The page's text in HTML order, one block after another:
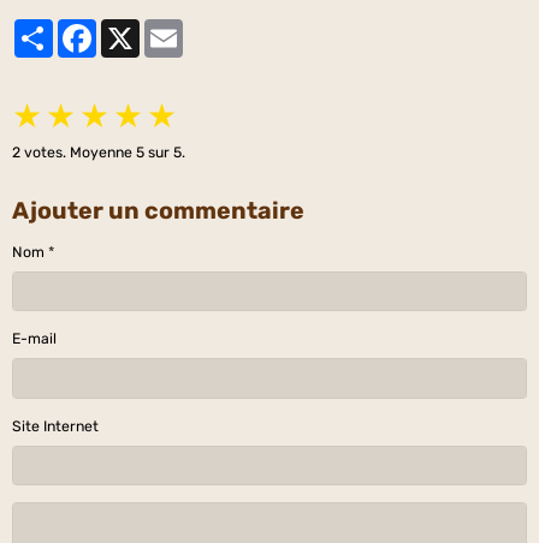
PartagerFacebook
X
★ ★ ★ ★ ★
2 votes. Moyenne 5 sur 5.
Ajouter un commentaire
Nom
E-mail
Site Internet